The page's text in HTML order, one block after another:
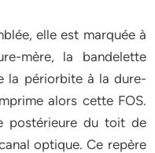
elle est marquée à
mère, la bandelette
la périorbite à la dure-
alors cette FOS.
postérieure du toit de
optique. Ce repère